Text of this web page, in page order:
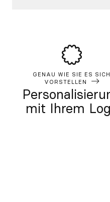
GENAU WIE SIE ES SICH
VORSTELLEN
mit Ihrem